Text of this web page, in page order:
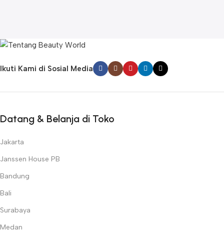
Ikuti Kami di Sosial Media
Datang & Belanja di Toko
Jakarta
Janssen House PB
Bandung
Bali
Surabaya
Medan